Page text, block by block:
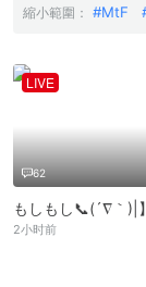
縮小範圍： MtF
LIVE
62
2小时前